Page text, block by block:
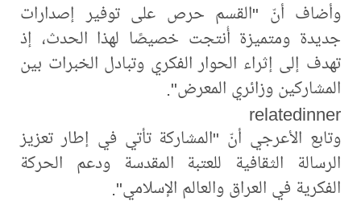
وأضاف أنّ "القسم حرص على توفير إصدارات
جديدة ومتميزة أُنتجت خصيصًا لهذا الحدث، إذ
تهدف إلى إثراء الحوار الفكري وتبادل الخبرات بين
المشاركين وزائري المعرض".
relatedinner
وتابع الأعرجي أنّ "المشاركة تأتي في إطار تعزيز
الرسالة الثقافية للعتبة المقدسة ودعم الحركة
الفكرية في العراق والعالم الإسلامي".